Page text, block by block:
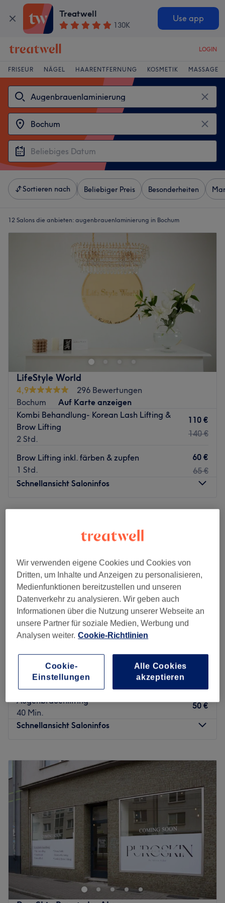
Treatwell
130K
Use app
LOGIN
FRISEUR NÄGEL HAARENTFERNUNG KOSMETIK MASSAGE
Sortieren nach Beliebiger Preis Besonderheiten
12 Salons die anbieten: augenbrauenlaminierung in Bochum
LifeStyle World
4,9
296 Bewertungen
Bochum
Auf Karte anzeigen
Kombi Behandlung- Korean Lash Lifting &
Brow Lifting
2 Std.
110 €
140 €
Brow Lifting inkl. färben & zupfen
1 Std.
60 €
65 €
Schnellansicht Saloninfos
Montag
Geschlossen
Freitag
09:00– 18:00
Samstag
09:00–14:00
Sonntag
Geschlossen
Zurück zur Salonansicht
Rawan Beauty Studio
6 Bewertungen
Langendreer, Bochum
Auf Karte anzeigen
Augenbrauenlifting
40 Min.
50 €
Schnellansicht Saloninfos
Dienstag
11:00 –
17:30
Mittwoch
20:00
Donnerstag
11:00–19:30
12:00–18:00
Samstag
08:00–16:45
Sonntag
Geschlossen
Rawan Beauty Studio in Bochum-Langendreer steht für
professionelle Beauty-Treatments in stilvoller und
entspannter Atmosphäre. Ob Make-up, Styling,
Kosmetikbehandlungen oder Augenbrauen- und
Wimpernstyling – hier werden individuelle Looks mit viel
Wir verwenden eigene Cookies und Cookies von
Dritten, um Inhalte und Anzeigen zu personalisieren,
Medienfunktionen bereitzustellen und unseren
Datenverkehr zu analysieren. Wir geben auch
Informationen über die Nutzung unserer Webseite an
unsere Partner für soziale Medien, Werbung und
Analysen weiter. Cookie-Richtlinien
Cookie-
Einstellungen
Alle Cookies
akzeptieren